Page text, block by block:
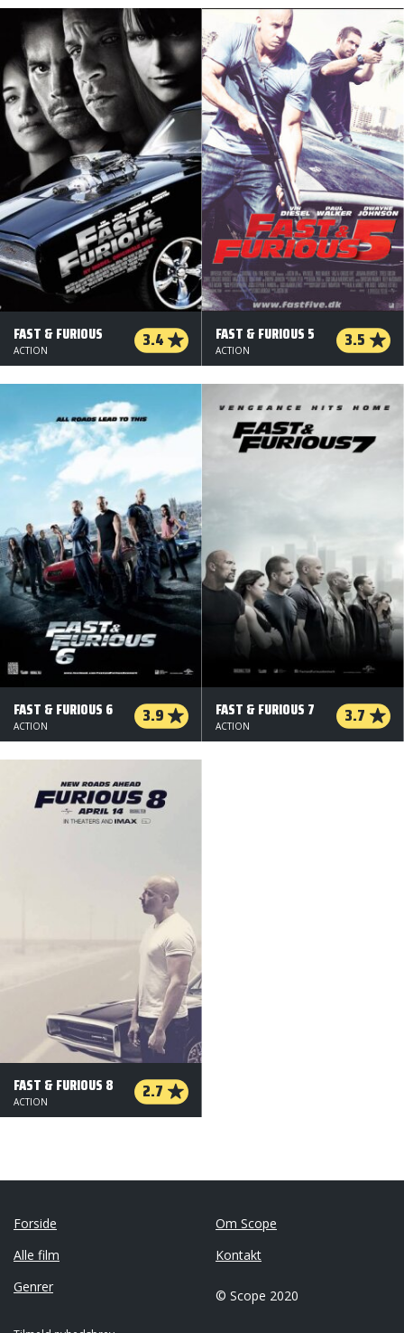
FAST & FURIOUS 3.4
ACTION
FAST & FURIOUS 5 3.5
ACTION
FAST & FURIOUS 6 3.9
ACTION
FAST & FURIOUS 7 3.7
ACTION
FAST & FURIOUS 8 2.7
ACTION
Forside
Alle film
Genrer
Om Scope
Kontakt
© Scope 2020